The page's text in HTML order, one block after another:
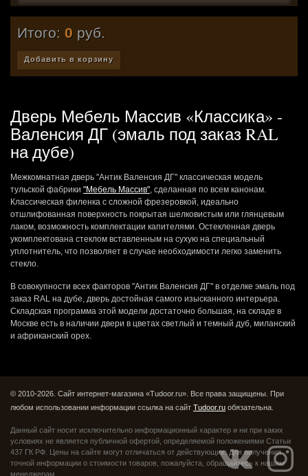
Итого: 0 руб.
Добавить в корзину
Дверь Мебель Массив «Классика» -
Валенсия ДГ (эмаль под заказ RAL
на дубе)
Межкомнатная дверь "Антик Валенсия ДГ" классическая модель
тульской фабрики "Мебель Массив", сделанная по всем канонам.
Классическая филенка с сложной фрезеровкой, идеально
отшлифованная поверхность покрытая шелковистым или глянцевым
лаком, возможность комплектации капителями. Остекленная дверь
укомплектована стеклом вставленным на сухую на специальный
уплотнитель, что позволяет в случае необходимости легко заменить
стекло.
В совокупности всех факторов "Антик Валенсия ДГ" в отделке эмаль под
заказ RAL на дубе, дверь достойная самого изысканного интерьера.
Складская программа этой модели достаточно большая, на складе в
Москве есть в наличии двери в цветах светлый и темный дуб, миланский
и африканский орех.
© 2010-2026. Сайт интернет-магазина «Tudoor.ru». Все права защищены. При
любом использовании информации ссылка на сайт Tudoor.ru обязательна.
Данный сайт носит исключительно информационный характер и ни при каких
условиях не является публичной офертой, определяемой положениями Статьи
437 ГК РФ. Цены на сайте могут отличаться от действующих. Для получения
точной информации о стоимости товаров, пожалуйста, обращайтесь к нашим
менеджерам.